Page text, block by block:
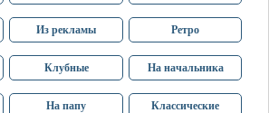
Из рекламы Ретро
Клубные На начальника
На папу Классические